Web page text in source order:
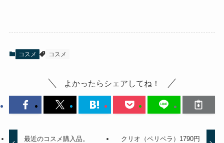
コスメ コスメ
よかったらシェアしてね！
最近のコスメ購入品。
クリオ（ペリペラ）1790円